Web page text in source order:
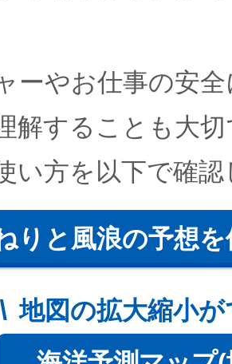
ーやお仕事の安
解することも大
い方を以下で確
りと風浪の予想
地図の拡大縮小